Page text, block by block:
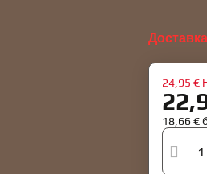
24,95 €
18,66 €